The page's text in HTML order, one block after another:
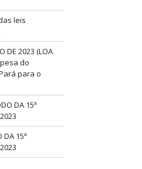
leis
DE 2023 (LOA
do
para o
DA 15ª
DA 15ª